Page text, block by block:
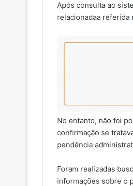
Após consulta ao
relacionadaa referida
No entanto, não foi
confirmação se
pendência
Foram realizadas
informações sobre o